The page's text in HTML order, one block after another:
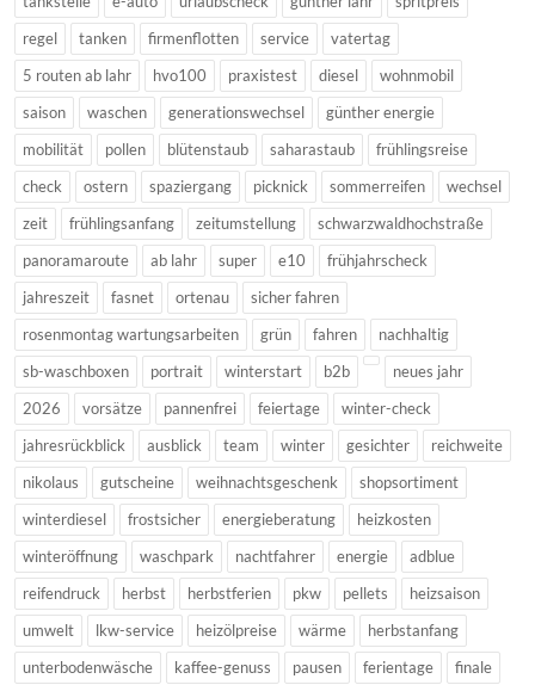
regel
tanken firmenflotten service
vatertag
5 routen ab lahr
hvo100 praxistest diesel
wohnmobil
saison
waschen generationswechsel
günther energie
mobilität
pollen blütenstaub saharastaub
frühlingsreise
check
ostern spaziergang picknick sommerreifen
wechsel
zeit
frühlingsanfang zeitumstellung
schwarzwaldhochstraße
panoramaroute
ab lahr super e10
frühjahrscheck
jahreszeit
fasnet ortenau
sicher fahren
rosenmontag wartungsarbeiten
grün fahren
nachhaltig
sb-waschboxen
portrait winterstart b2b
neues jahr
2026
vorsätze pannenfrei feiertage
winter-check
jahresrückblick
ausblick team winter gesichter
reichweite
nikolaus
gutscheine weihnachtsgeschenk
shopsortiment
winterdiesel
frostsicher energieberatung
heizkosten
winteröffnung
waschpark nachtfahrer energie
adblue
reifendruck
herbst herbstferien pkw pellets
heizsaison
umwelt
lkw-service heizölpreise wärme
herbstanfang
unterbodenwäsche
kaffee-genuss pausen ferientage
finale